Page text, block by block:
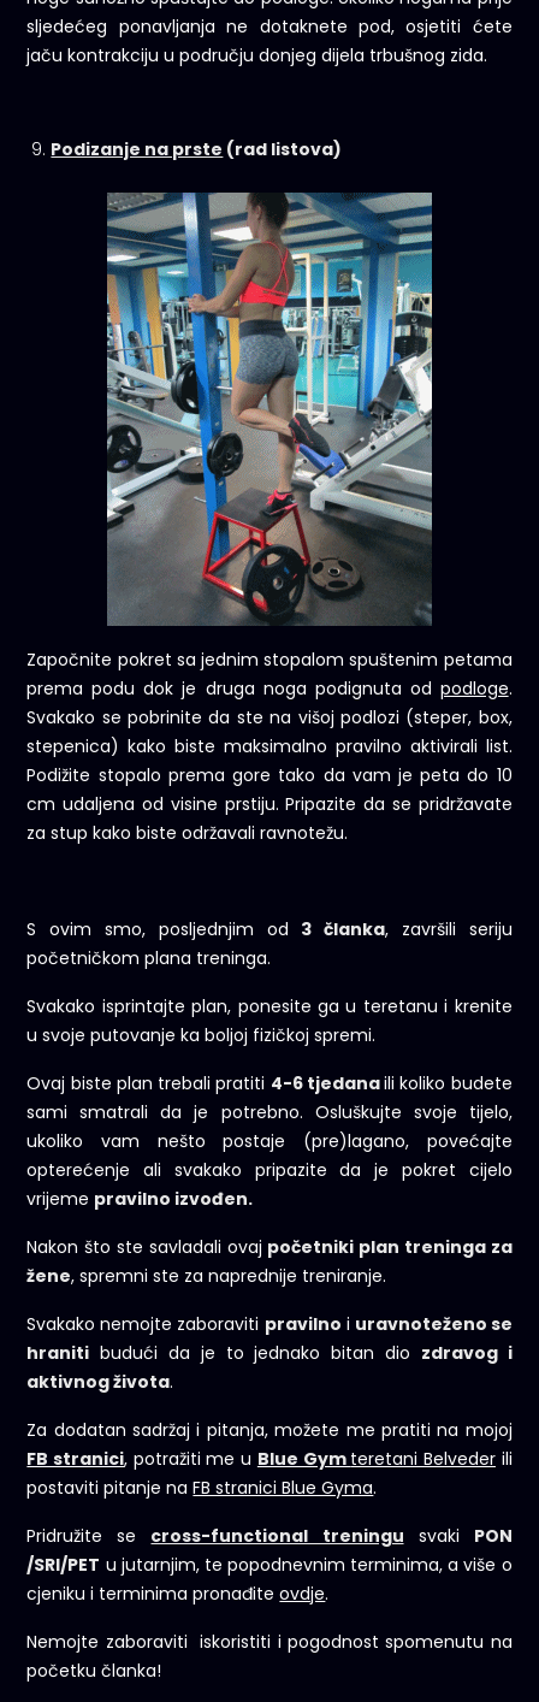
sljedećeg ponavljanja ne dotaknete pod, osjetiti ćete
jaču kontrakciju u području donjeg dijela trbušnog zida.
Podizanje na prste (rad listova)
Započnite pokret sa jednim stopalom spuštenim petama
prema podu dok je druga noga podignuta od podloge.
Svakako se pobrinite da ste na višoj podlozi (steper, box,
stepenica) kako biste maksimalno pravilno aktivirali list.
Podižite stopalo prema gore tako da vam je peta do 10
cm udaljena od visine prstiju. Pripazite da se pridržavate
za stup kako biste održavali ravnotežu.
S ovim smo, posljednjim od 3 članka, završili seriju
početničkom plana treninga.
Svakako isprintajte plan, ponesite ga u teretanu i krenite
u svoje putovanje ka boljoj fizičkoj spremi.
Ovaj biste plan trebali pratiti 4-6 tjedanaili koliko budete
sami smatrali da je potrebno. Osluškujte svoje tijelo,
ukoliko vam nešto postaje (pre)lagano, povećajte
opterećenje ali svakako pripazite da je pokret cijelo
vrijeme pravilno izvođen.
Nakon što ste savladali ovaj početniki plan treninga za
žene, spremni ste za naprednije treniranje.
Svakako nemojte zaboraviti pravilno i uravnoteženo se
hraniti budući da je to jednako bitan dio zdravog i
aktivnog života.
Za dodatan sadržaj i pitanja, možete me pratiti na mojoj
FB stranici, potražiti me u Blue Gym teretani Belvederili
postaviti pitanje naFB stranici Blue Gyma.
Pridružite se cross-functional treningu svaki PON
/SRI/PET u jutarnjim, te popodnevnim terminima, a više o
cjeniku i terminima pronađiteovdje.
Nemojte zaboraviti iskoristiti i pogodnost spomenutu na
početku članka!